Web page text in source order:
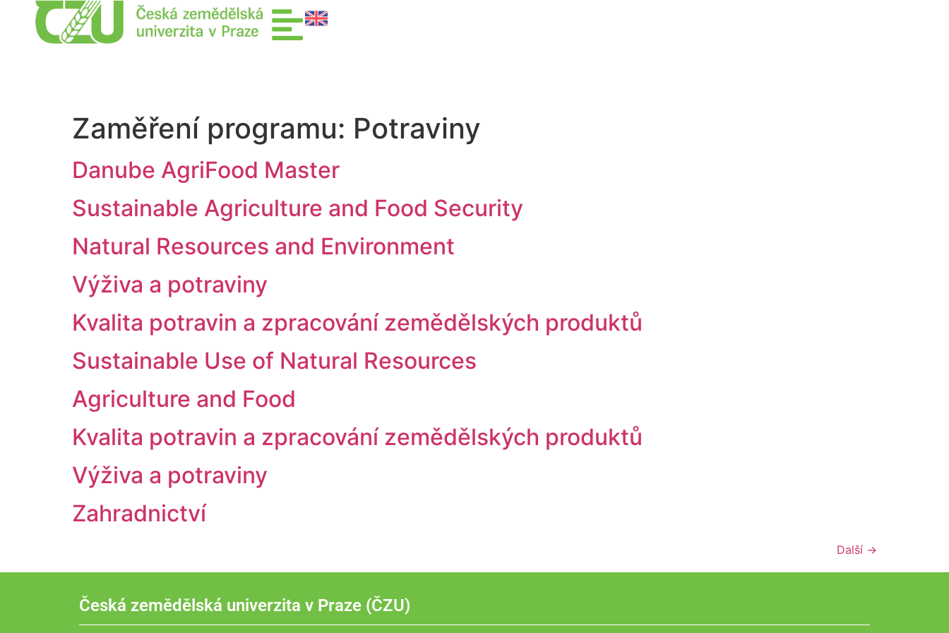
Zaměření programu: Potraviny
Danube AgriFood Master
Sustainable Agriculture and Food Security
Natural Resources and Environment
Výživa a potraviny
Kvalita potravin a zpracování zemědělských produktů
Sustainable Use of Natural Resources
Agriculture and Food
Kvalita potravin a zpracování zemědělských produktů
Výživa a potraviny
Zahradnictví
Další →
Česká zemědělská univerzita v Praze (ČZU)